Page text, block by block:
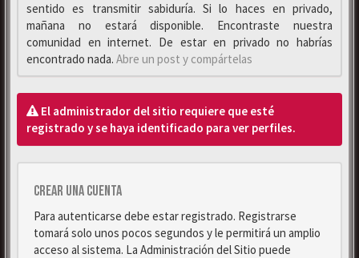
sentido es transmitir sabiduría. Si lo haces en privado,
mañana no estará disponible. Encontraste nuestra
comunidad en internet. De estar en privado no habrías
encontrado nada. Abre un post y compártelas
El administrador del sitio requiere que esté
registrado y se haya identificado para ver perfiles.
Crear una cuenta
Para autenticarse debe estar registrado. Registrarse
tomará solo unos pocos segundos y le permitirá un amplio
acceso al sistema. La Administración del Sitio puede